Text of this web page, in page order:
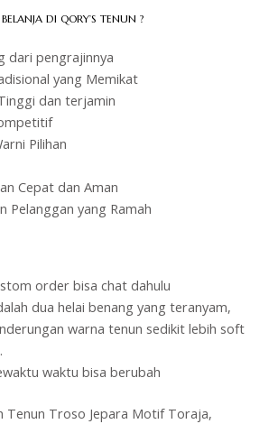
DI QORY’S TENUN ?
dari pengrajinnya
yang Memikat
dan terjamin
Pilihan
Cepat dan Aman
Pelanggan yang Ramah
order bisa chat dahulu
dua helai benang yang teranyam,
warna tenun sedikit lebih soft
waktu bisa berubah
Tenun Troso Jepara Motif Toraja,